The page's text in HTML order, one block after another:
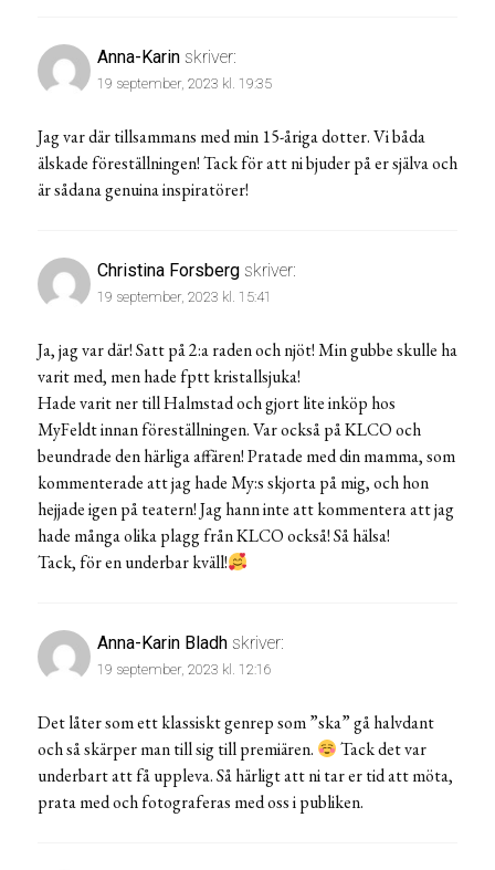
Anna-Karin skriver:
19 september, 2023 kl. 19:35
Jag var där tillsammans med min 15-åriga dotter. Vi båda
älskade föreställningen! Tack för att ni bjuder på er själva och
är sådana genuina inspiratörer!
Christina Forsberg skriver:
19 september, 2023 kl. 15:41
Ja, jag var där! Satt på 2:a raden och njöt! Min gubbe skulle ha
varit med, men hade fptt kristallsjuka!
Hade varit ner till Halmstad och gjort lite inköp hos
MyFeldt innan föreställningen. Var också på KLCO och
beundrade den härliga affären! Pratade med din mamma, som
kommenterade att jag hade My:s skjorta på mig, och hon
hejjade igen på teatern! Jag hann inte att kommentera att jag
hade många olika plagg från KLCO också! Så hälsa!
Tack, för en underbar kväll!
Anna-Karin Bladh skriver:
19 september, 2023 kl. 12:16
Det låter som ett klassiskt genrep som ”ska” gå halvdant
och så skärper man till sig till premiären.
Tack det var
underbart att få uppleva. Så härligt att ni tar er tid att möta,
prata med och fotograferas med oss i publiken.